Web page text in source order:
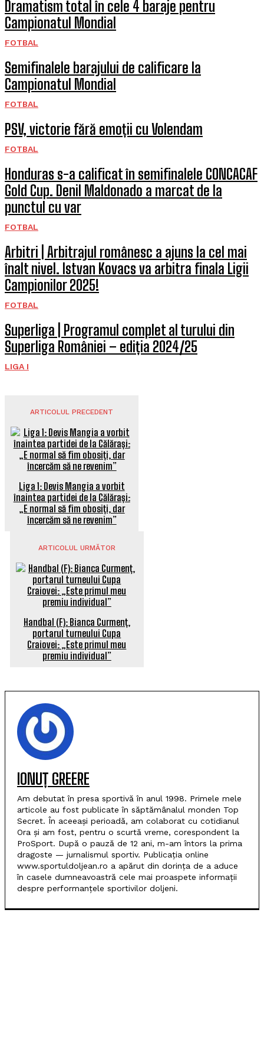
Dramatism total în cele 4 baraje pentru
Campionatul Mondial
FOTBAL
Semifinalele barajului de calificare la
Campionatul Mondial
FOTBAL
PSV, victorie fără emoții cu Volendam
FOTBAL
Honduras s-a calificat în semifinalele CONCACAF
Gold Cup. Denil Maldonado a marcat de la
punctul cu var
FOTBAL
Arbitri | Arbitrajul românesc a ajuns la cel mai
înalt nivel. Istvan Kovacs va arbitra finala Ligii
Campionilor 2025!
FOTBAL
Superliga | Programul complet al turului din
Superliga României – ediția 2024/25
LIGA I
ARTICOLUL PRECEDENT
Liga 1: Devis Mangia a vorbit
înaintea partidei de la Călărași:
„E normal să fim obosiți, dar
încercăm să ne revenim”
ARTICOLUL URMĂTOR
Handbal (F): Bianca Curmenț,
portarul turneului Cupa
Craiovei: „Este primul meu
premiu individual”
IONUȚ GREERE
Am debutat în presa sportivă în anul 1998. Primele mele
articole au fost publicate în săptămânalul monden Top
Secret. În aceeași perioadă, am colaborat cu cotidianul
Ora și am fost, pentru o scurtă vreme, corespondent la
ProSport. După o pauză de 12 ani, m-am întors la prima
dragoste — jurnalismul sportiv. Publicația online
www.sportuldoljean.ro a apărut din dorința de a aduce
în casele dumneavoastră cele mai proaspete informații
despre performanțele sportivilor doljeni.